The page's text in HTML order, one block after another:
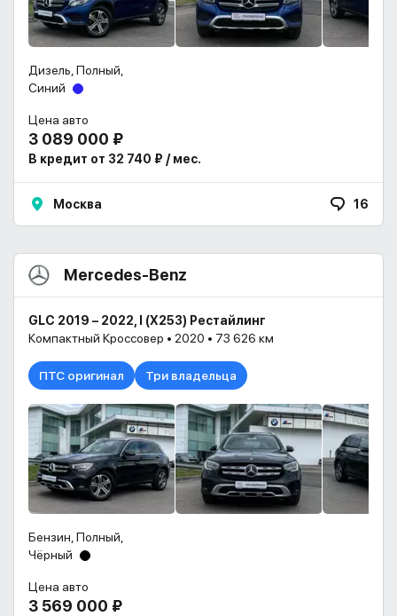
Дизель, Полный,
Синий
Цена авто
3 089 000 ₽
В кредит от 32 740 ₽ / мес.
Москва 16
Mercedes-Benz
GLC 2019 – 2022, I (X253) Рестайлинг
Компактный Кроссовер • 2020 • 73 626 км
ПТС оригинал Три владельца
Бензин, Полный,
Чёрный
Цена авто
3 569 000 ₽